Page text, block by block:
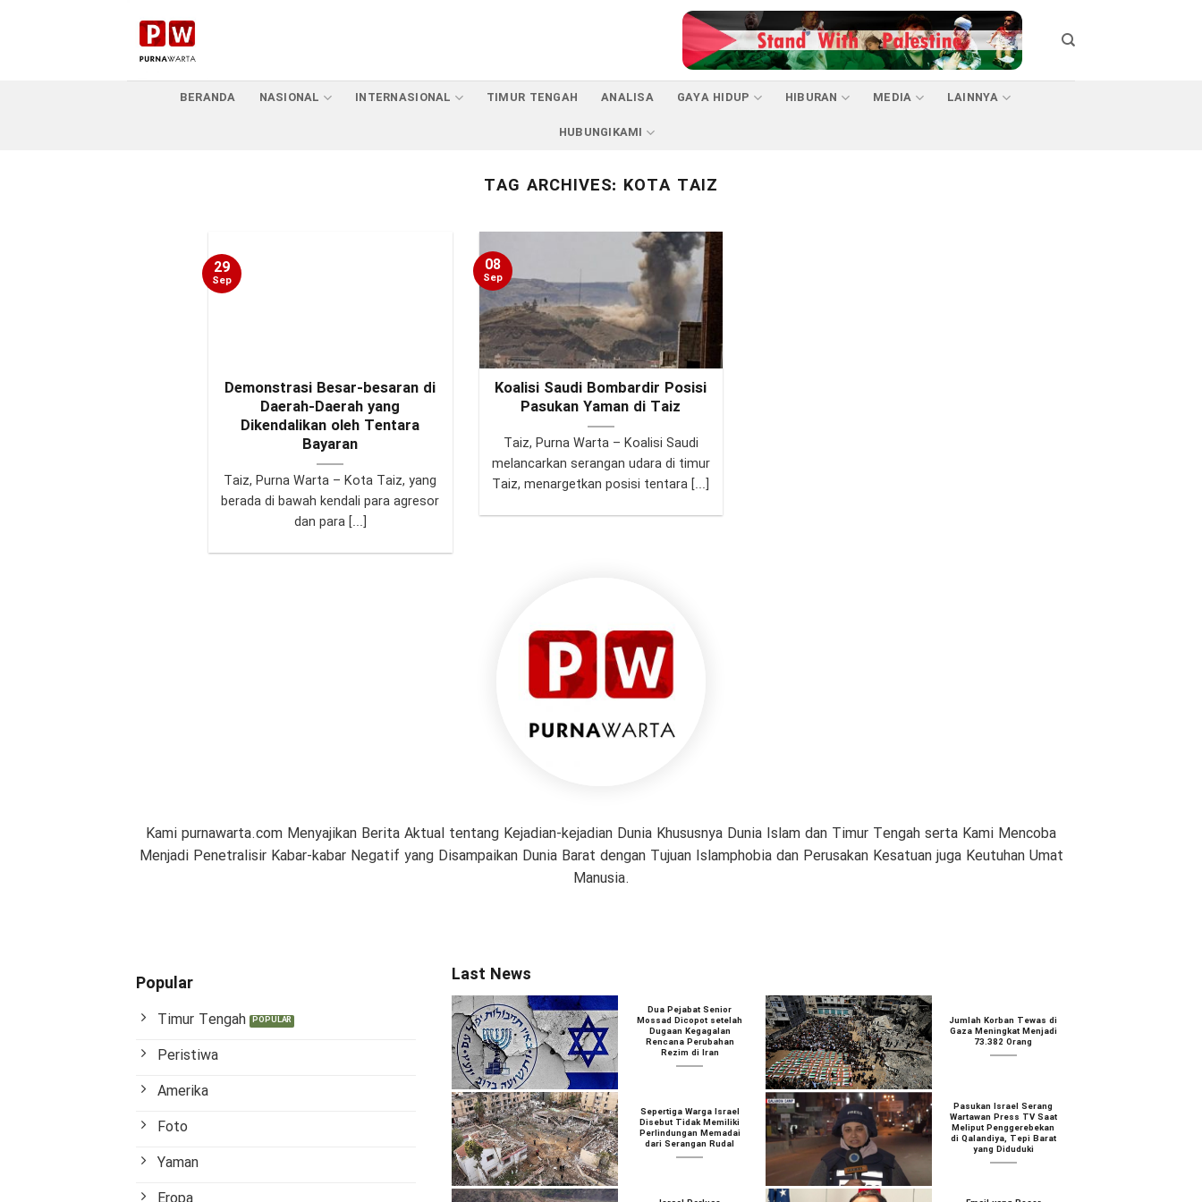
BERANDA NASIONAL INTERNASIONAL TIMUR TENGAH ANALISA GAYA HIDUP HIBURAN MEDIA
LAINNYA
HUBUNGIKAMI
TAG ARCHIVES: KOTA TAIZ
Demonstrasi Besar-besaran di
Daerah-Daerah yang
Dikendalikan oleh Tentara
Bayaran
Taiz, Purna Warta – Kota Taiz, yang
berada di bawah kendali para agresor
dan para [...]
29
Sep
Koalisi Saudi Bombardir Posisi
Pasukan Yaman di Taiz
Taiz, Purna Warta – Koalisi Saudi
melancarkan serangan udara di timur
Taiz, menargetkan posisi tentara [...]
08
Sep
Kami purnawarta.com Menyajikan Berita Aktual tentang Kejadian-kejadian Dunia Khususnya Dunia Islam dan Timur Tengah serta Kami Mencoba
Menjadi Penetralisir Kabar-kabar Negatif yang Disampaikan Dunia Barat dengan Tujuan Islamphobia dan Perusakan Kesatuan juga Keutuhan Umat
Manusia.
Popular
Timur Tengah
Peristiwa
Amerika
Foto
Yaman
Last News
Dua Pejabat Senior
Mossad Dicopot setelah
Dugaan Kegagalan
Rencana Perubahan
Rezim di Iran
Jumlah Korban Tewas di
Gaza Meningkat Menjadi
73.382 Orang
Sepertiga Warga Israel
Disebut Tidak Memiliki
Perlindungan Memadai
dari Serangan Rudal
Pasukan Israel Serang
Wartawan Press TV Saat
Meliput Penggerebekan
di Qalandiya, Tepi Barat
yang Diduduki